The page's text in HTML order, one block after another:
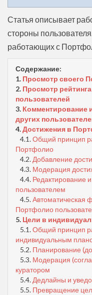
Статья описывает
стороны
работающих с
Содержание:
1. Просмотр своего
2. Просмотр
пользователей
3. Комментирование
других
4.Достижения в
4.1.Общий принцип
Портфолио
4.2.Добавление
4.3. Модерация
4.4. Редактирование
пользователем
4.5.Автоматическая
Портфолио
5. Цели в
5.1.Общий принцип
индивидуальным
5.2. Планирование
5.3. Модерация
куратором
5.4.Дедлайны и
5.5. Превращение